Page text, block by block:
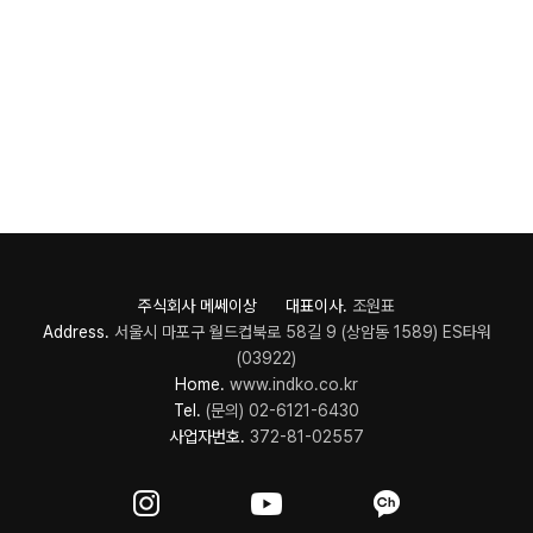
주식회사 메쎄이상 대표이사. 조원표
Address. 서울시 마포구 월드컵북로 58길 9 (상암동 1589) ES타워
(03922)
Home. www.indko.co.kr
Tel. (문의) 02-6121-6430
사업자번호. 372-81-02557